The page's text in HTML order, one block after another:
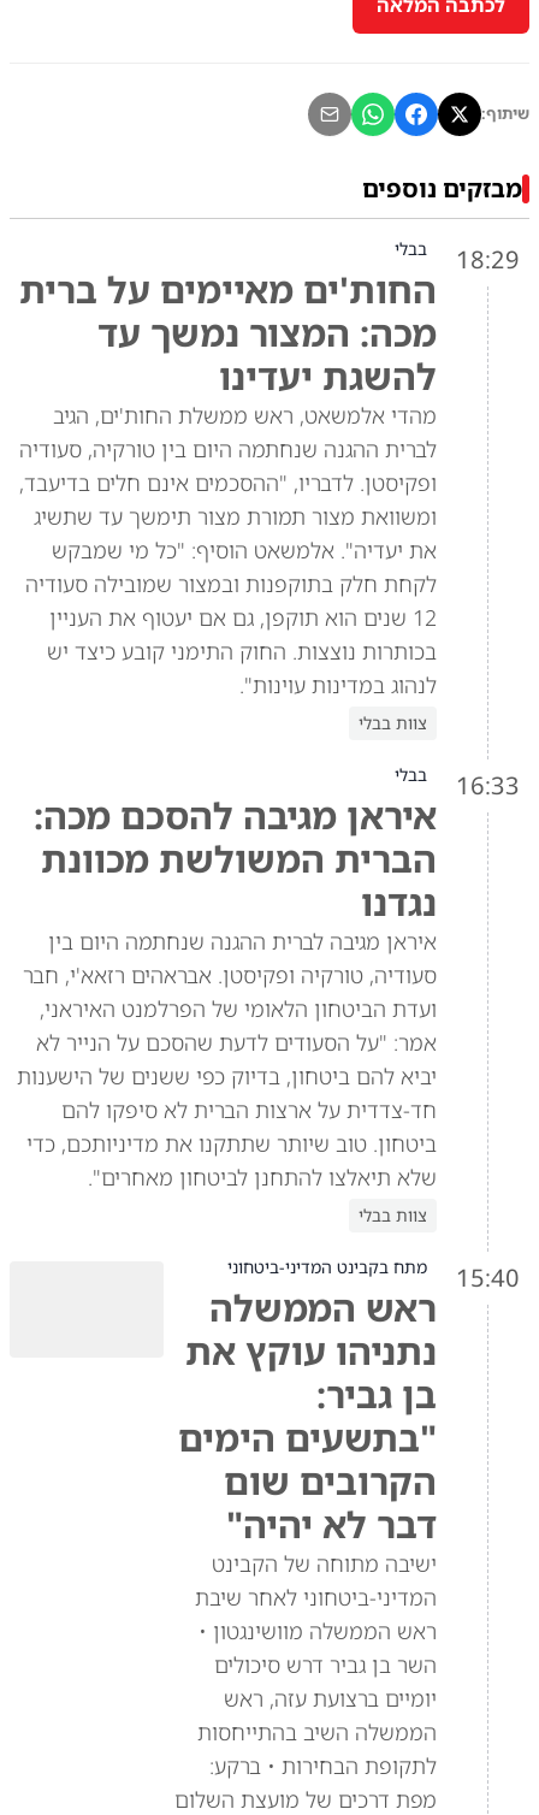
שיתוף:
מבזקים נוספים
18:29 בבלי
החות'ים מאיימים על ברית
מכה: המצור נמשך עד
להשגת יעדינו
מהדי אלמשאט, ראש ממשלת החות'ים, הגיב
לברית ההגנה שנחתמה היום בין טורקיה, סעודיה
ופקיסטן. לדבריו, "ההסכמים אינם חלים בדיעבד,
ומשוואת מצור תמורת מצור תימשך עד שתשיג
את יעדיה". אלמשאט הוסיף: "כל מי שמבקש
לקחת חלק בתוקפנות ובמצור שמובילה סעודיה
12 שנים הוא תוקפן, גם אם יעטוף את העניין
בכותרות נוצצות. החוק התימני קובע כיצד יש
לנהוג במדינות עוינות".
צוות בבלי
16:33 בבלי
איראן מגיבה להסכם מכה:
הברית המשולשת מכוונת
נגדנו
איראן מגיבה לברית ההגנה שנחתמה היום בין
סעודיה, טורקיה ופקיסטן. אבראהים רזאא'י, חבר
ועדת הביטחון הלאומי של הפרלמנט האיראני,
אמר: "על הסעודים לדעת שהסכם על הנייר לא
יביא להם ביטחון, בדיוק כפי ששנים של הישענות
חד-צדדית על ארצות הברית לא סיפקו להם
ביטחון. טוב שיותר שתתקנו את מדיניותכם, כדי
שלא תיאלצו להתחנן לביטחון מאחרים".
צוות בבלי
15:40 מתח בקבינט המדיני-ביטחוני
ראש הממשלה
נתניהו עוקץ את
בן גביר:
"בתשעים הימים
הקרובים שום
דבר לא יהיה"
ישיבה מתוחה של הקבינט
המדיני-ביטחוני לאחר שיבת
ראש הממשלה מוושינגטון •
השר בן גביר דרש סיכולים
יומיים ברצועת עזה, ראש
הממשלה השיב בהתייחסות
לתקופת הבחירות • ברקע:
מפת דרכים של מועצת השלום